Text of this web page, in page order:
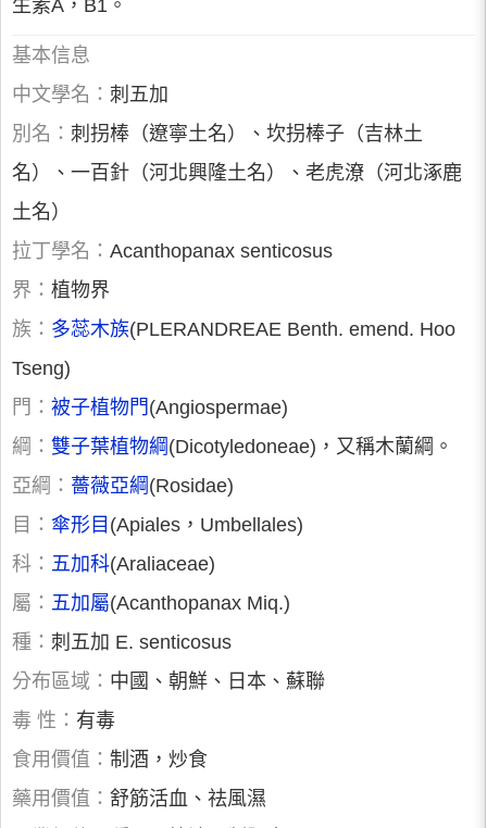
生素A，B1。
基本信息
中文學名： 刺五加
別名： 刺拐棒（遼寧土名）、坎拐棒子（吉林土
名）、一百針（河北興隆土名）、老虎潦（河北涿鹿
土名）
拉丁學名： Acanthopanax senticosus
界： 植物界
族： 多蕊木族(PLERANDREAE Benth. emend. Hoo
Tseng)
門： 被子植物門 (Angiospermae)
綱： 雙子葉植物綱 (Dicotyledoneae)，又稱木蘭綱。
亞綱： 薔薇亞綱 (Rosidae)
目： 傘形目 (Apiales，Umbellales)
科： 五加科(Araliaceae)
屬： 五加屬(Acanthopanax Miq.)
種： 刺五加 E. senticosus
分布區域： 中國、朝鮮、日本、蘇聯
毒 性： 有毒
食用價值： 制酒，炒食
藥用價值： 舒筋活血、祛風濕